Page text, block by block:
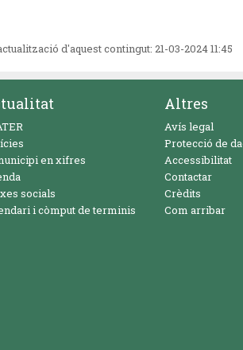
d'aquest contingut:21-03-2024 11:45
en xifres
socials
i còmput de terminis
Altres
Avís legal
Protecció de
Accessibilitat
Contactar
Crèdits
Com arribar